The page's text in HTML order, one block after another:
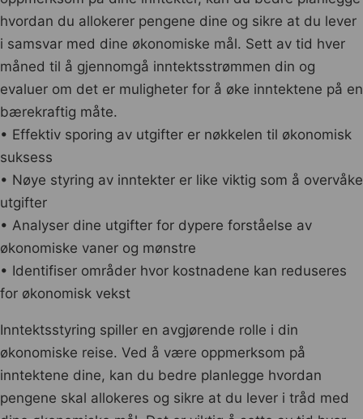
hvordan du allokerer pengene dine og sikre at du lever
i samsvar med dine økonomiske mål. Sett av tid hver
måned til å gjennomgå inntektsstrømmen din og
evaluer om det er muligheter for å øke inntektene på en
bærekraftig måte.
• Effektiv sporing av utgifter er nøkkelen til økonomisk
suksess
• Nøye styring av inntekter er like viktig som å overvåke
utgifter
• Analyser dine utgifter for dypere forståelse av
økonomiske vaner og mønstre
• Identifiser områder hvor kostnadene kan reduseres
for økonomisk vekst
Inntektsstyring spiller en avgjørende rolle i din
økonomiske reise. Ved å være oppmerksom på
inntektene dine, kan du bedre planlegge hvordan
pengene skal allokeres og sikre at du lever i tråd med